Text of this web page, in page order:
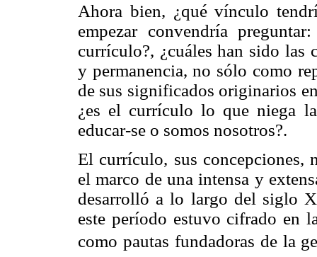
Ahora bien, ¿qué vínculo
empezar convendría
currículo?, ¿cuáles han sido las
y permanencia, no sólo como
de sus significados originarios
¿es el currículo lo que niega
educar-se o somos nosotros?.
El currículo, sus concepciones,
el marco de una intensa y
desarrolló a lo largo del siglo
este período estuvo cifrado en
como pautas fundadoras de la